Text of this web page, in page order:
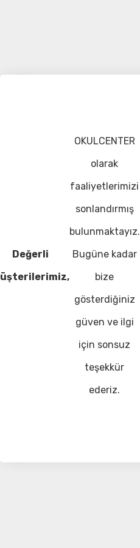
Değerli
OKULCENTER
olarak
faaliyetlerimizi
sonlandırmış
bulunmaktayız.
Bugüne kadar
bize
gösterdiğiniz
güven ve ilgi
için sonsuz
teşekkür
ederiz.